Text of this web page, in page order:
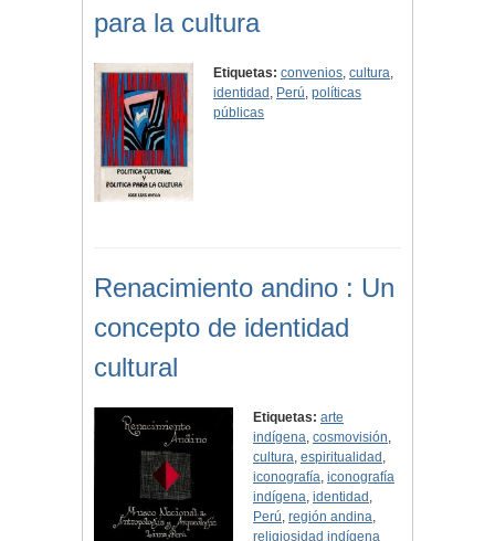
para la cultura
Etiquetas: convenios,cultura,
identidad , Perú,políticas
públicas
Renacimiento andino : Un
concepto de identidad
cultural
Etiquetas: arte
indígena, cosmovisión,
cultura, espiritualidad ,
iconografía, iconografía
indígena, identidad ,
Perú, región andina,
religiosidad indígena